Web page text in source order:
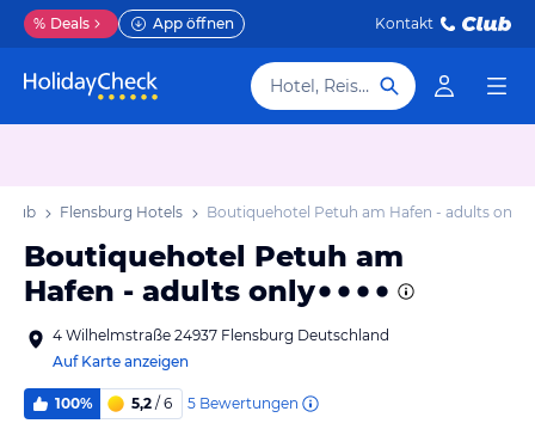
% Deals App öffnen Kontakt
Hotel, Reiseziel
Flensburg Hotels Boutiquehotel Petuh am Hafen - adults only
Boutiquehotel Petuh am
Hafen - adults only
4 Wilhelmstraße 24937 Flensburg Deutschland
Auf Karte anzeigen
100% 5,2 / 6 5 Bewertungen